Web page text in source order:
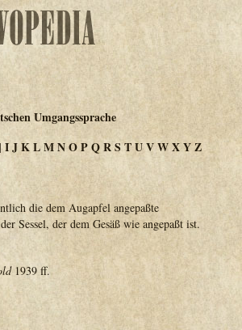
Umgangssprache
IJKLMNOPQRSTUVWXYZ
die dem Augapfel angepaßte
Sessel, der dem Gesäß wie angepaßt ist.
1939 ff.